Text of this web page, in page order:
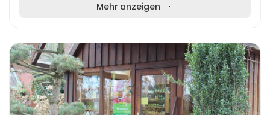
Mehr anzeigen